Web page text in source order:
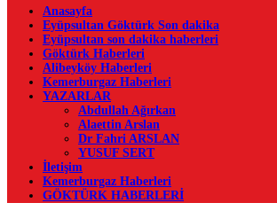
Anasayfa
Eyüpsultan Göktürk Son dakika
Eyüpsultan son dakika haberleri
Göktürk Haberleri
Alibeyköy Haberleri
Kemerburgaz Haberleri
YAZARLAR
Abdullah Ağırkan
Alaettin Arslan
Dr Fahri ARSLAN
YUSUF SERT
İletişim
Kemerburgaz Haberleri
GÖKTÜRK HABERLERİ